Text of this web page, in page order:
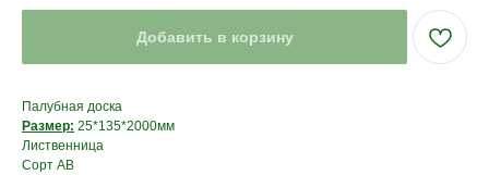
Добавить в корзину
Палубная доска
Размер: 25*135*2000мм
Лиственница
Сорт АВ